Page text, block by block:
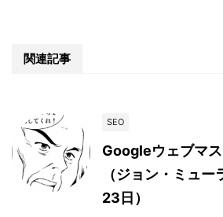
関連記事
SEO
Googleウェブマ
（ジョン・ミュ
23日）